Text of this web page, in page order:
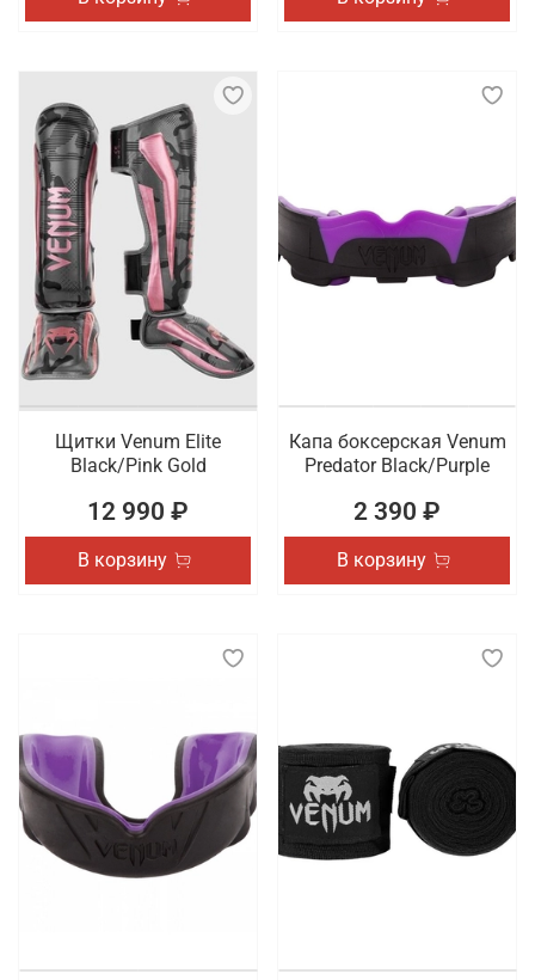
Щитки Venum Elite
Black/Pink Gold
12 990 ₽
В корзину
Капа боксерская Venum
Predator Black/Purple
2 390 ₽
В корзину